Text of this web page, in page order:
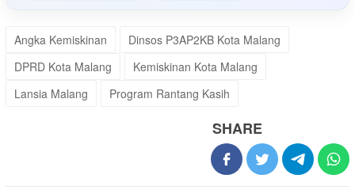
Angka Kemiskinan
Dinsos P3AP2KB Kota Malang
DPRD Kota Malang
Kemiskinan Kota Malang
Lansia Malang
Program Rantang Kasih
SHARE